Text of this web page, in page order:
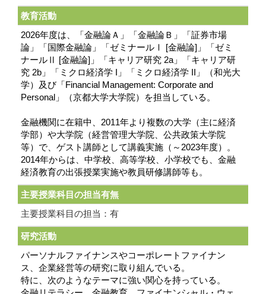
教育活動
2026年度は、「⾦融論Ａ」「⾦融論Ｂ」「証券市場
論」「国際⾦融論」「ゼミナールⅠ [金融論]」「ゼミ
ナールⅡ [金融論]」「キャリア研究 2a」「キャリア研
究 2b」「ミクロ経済学 I」「ミクロ経済学 II」（和光大
学）及び「Financial Management: Corporate and
Personal」（京都大学大学院）を担当している。
金融機関に在籍中、2011年より複数の大学（主に経済
学部）や大学院（経営管理大学院、公共政策大学院
等）で、ゲスト講師として講義実施（～2023年度）。
2014年からは、中学校、高等学校、小学校でも、金融
経済教育の出張授業実施や教員研修講師等も。
主要授業科目の担当有無
主要授業科目の担当：有
研究活動
パーソナルファイナンスやコーポレートファイナン
ス、企業経営等の研究に取り組んでいる。
特に、次のようなテーマに強い関心を持っている。